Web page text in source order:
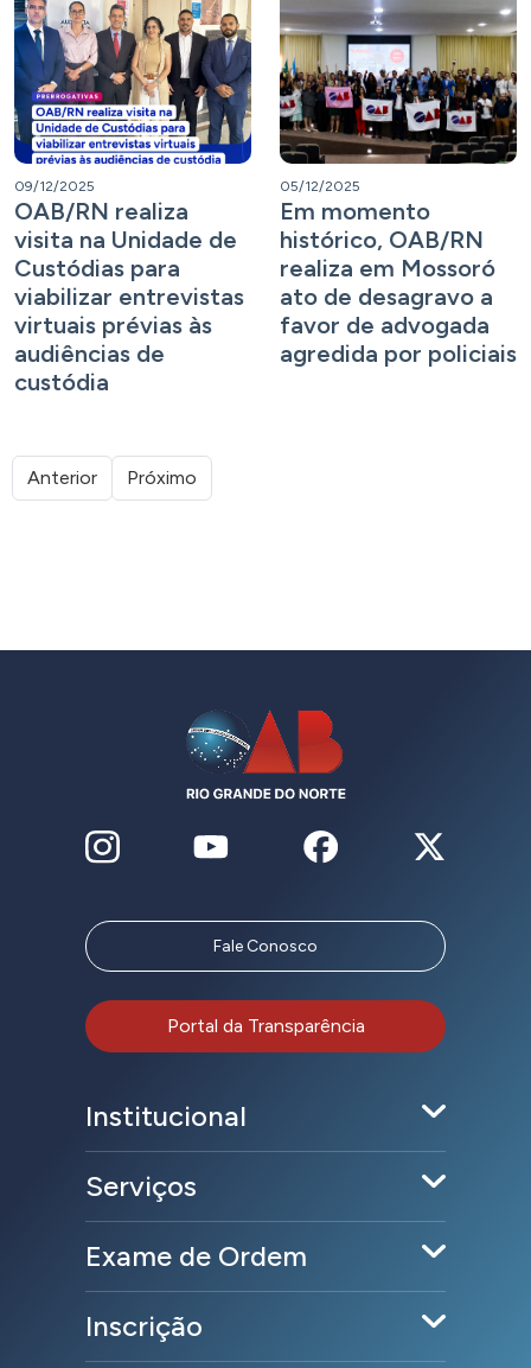
09/12/2025
OAB/RN realiza
visita na Unidade de
Custódias para
viabilizar entrevistas
virtuais prévias às
audiências de
custódia
05/12/2025
Em momento
histórico, OAB/RN
realiza em Mossoró
ato de desagravo a
favor de advogada
agredida por policiais
Anterior Próximo
Fale Conosco
Portal da Transparência
Institucional
Serviços
Exame de Ordem
Inscrição